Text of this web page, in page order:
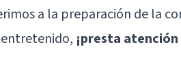
a la preparación de la
¡presta